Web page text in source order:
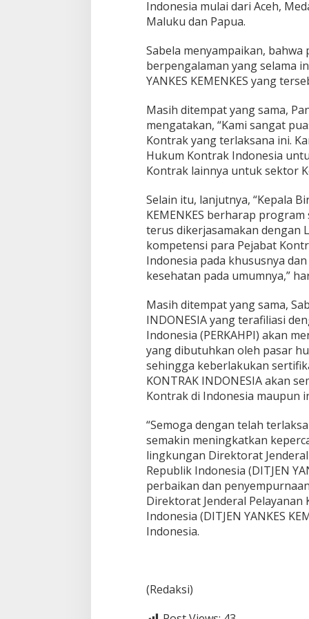
Indonesia mulai dari Aceh,
Maluku dan Papua.
Sabela menyampaikan,
berpengalaman yang selama
YANKES KEMENKES yang
Masih ditempat yang sama,
mengatakan, “Kami sangat
Kontrak yang terlaksana ini.
Hukum Kontrak Indonesia
Kontrak lainnya untuk sektor
Selain itu, lanjutnya, “Kepala
KEMENKES berharap
terus dikerjasamakan dengan
kompetensi para Pejabat
Indonesia pada khususnya
kesehatan pada umumnya,”
Masih ditempat yang sama,
INDONESIA yang terafiliasi
Indonesia (PERKAHPI) akan
yang dibutuhkan oleh pasar
sehingga keberlakukan
KONTRAK INDONESIA akan
Kontrak di Indonesia maupun
“Semoga dengan telah
semakin meningkatkan
lingkungan Direktorat
Republik Indonesia (DITJEN
perbaikan dan
Direktorat Jenderal Pelayanan
Indonesia (DITJEN YANKES
Indonesia.
(Redaksi)